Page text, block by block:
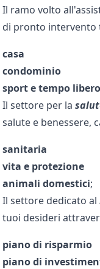
Il ramo volto
di pronto intervento
casa
condominio
sport e tempo libero
Il settore per la
salute e benessere,
sanitaria
vita e protezione
animali domestici;
Il settore dedicato al
tuoi desideri
piano di risparmio
piano di